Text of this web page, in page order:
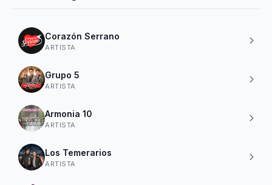
Corazón Serrano
ARTISTA
Grupo 5
ARTISTA
Armonia 10
ARTISTA
Los Temerarios
ARTISTA